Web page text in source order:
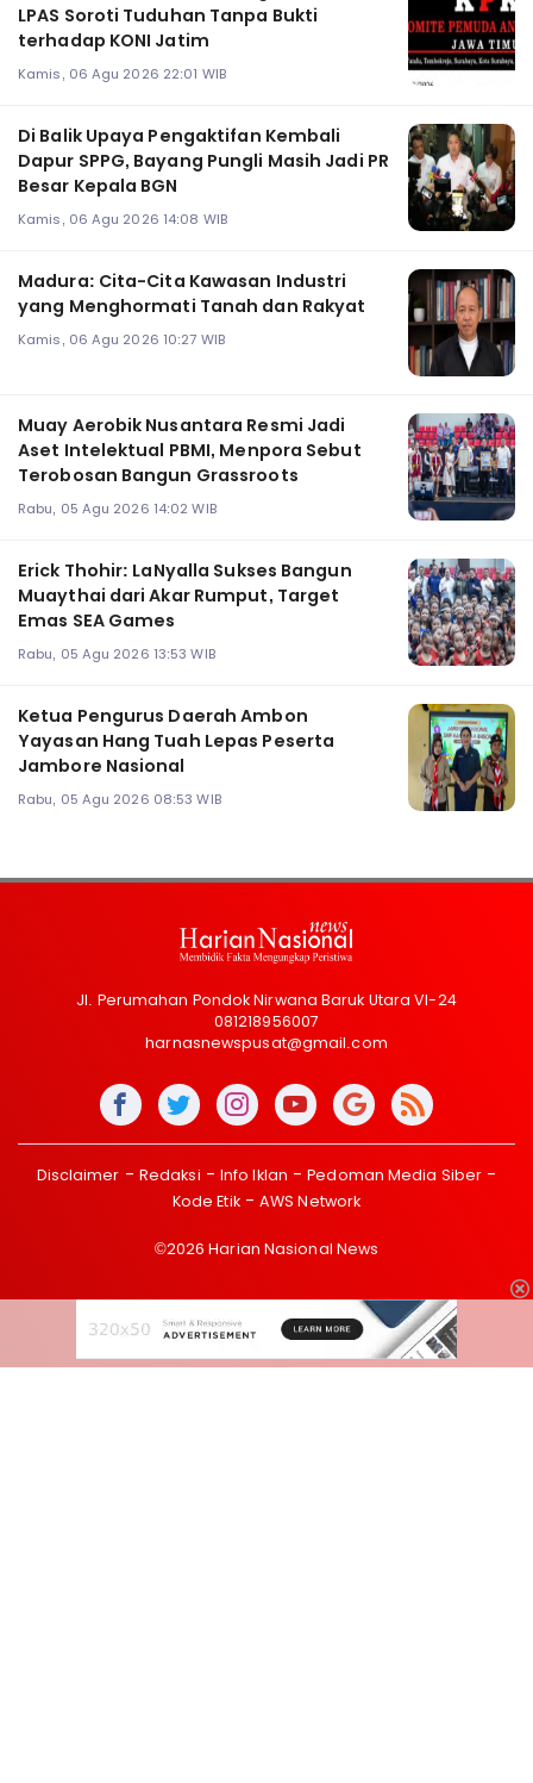
LPAS Soroti Tuduhan Tanpa Bukti
terhadap KONI Jatim
Kamis, 06 Agu 2026 22:01 WIB
Di Balik Upaya Pengaktifan Kembali
Dapur SPPG, Bayang Pungli Masih Jadi PR
Besar Kepala BGN
Kamis, 06 Agu 2026 14:08 WIB
Madura: Cita-Cita Kawasan Industri
yang Menghormati Tanah dan Rakyat
Kamis, 06 Agu 2026 10:27 WIB
Muay Aerobik Nusantara Resmi Jadi
Aset Intelektual PBMI, Menpora Sebut
Terobosan Bangun Grassroots
Rabu, 05 Agu 2026 14:02 WIB
Erick Thohir: LaNyalla Sukses Bangun
Muaythai dari Akar Rumput, Target
Emas SEA Games
Rabu, 05 Agu 2026 13:53 WIB
Ketua Pengurus Daerah Ambon
Yayasan Hang Tuah Lepas Peserta
Jambore Nasional
Rabu, 05 Agu 2026 08:53 WIB
Jl. Perumahan Pondok Nirwana Baruk Utara VI-24
081218956007
harnasnewspusat@gmail.com
Disclaimer Redaksi Info Iklan
Pedoman Media Siber
Kode Etik
AWS Network
©2026 Harian Nasional News